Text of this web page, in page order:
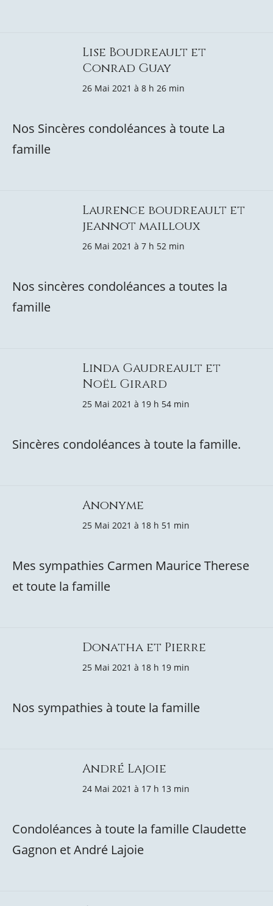
Lise Boudreault et
Conrad Guay
26 Mai 2021 à 8 h 26 min
Nos Sincères condoléances à toute La
famille
Laurence boudreault et
jeannot mailloux
26 Mai 2021 à 7 h 52 min
Nos sincères condoléances a toutes la
famille
Linda Gaudreault et
Noël Girard
25 Mai 2021 à 19 h 54 min
Sincères condoléances à toute la famille.
Anonyme
25 Mai 2021 à 18 h 51 min
Mes sympathies Carmen Maurice Therese
et toute la famille
Donatha et Pierre
25 Mai 2021 à 18 h 19 min
Nos sympathies à toute la famille
André Lajoie
24 Mai 2021 à 17 h 13 min
Condoléances à toute la famille Claudette
Gagnon et André Lajoie